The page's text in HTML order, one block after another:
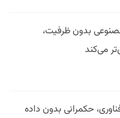
بدون ظرفیت،
می‌کند
حکمرانی بدون داده